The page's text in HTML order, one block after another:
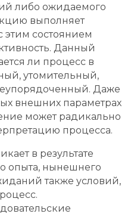
либо ожидаемого
выполняет
этим состоянием
Данный
ли процесс в
утомительный,
Даже
внешних параметрах
может радикально
процесса.
в результате
опыта, нынешнего
также условий,